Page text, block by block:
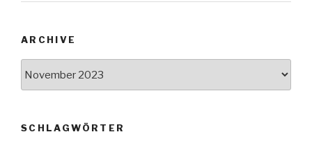
ARCHIVE
SCHLAGWÖRTER